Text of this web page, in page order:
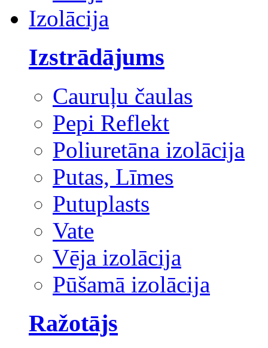
Izolācija
Izstrādājums
Cauruļu čaulas
Pepi Reflekt
Poliuretāna izolācija
Putas, Līmes
Putuplasts
Vate
Vēja izolācija
Pūšamā izolācija
Ražotājs